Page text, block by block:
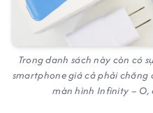
Trong danh sách này còn có
smartphone giá cả phải chăng
màn hình Infinity – O,